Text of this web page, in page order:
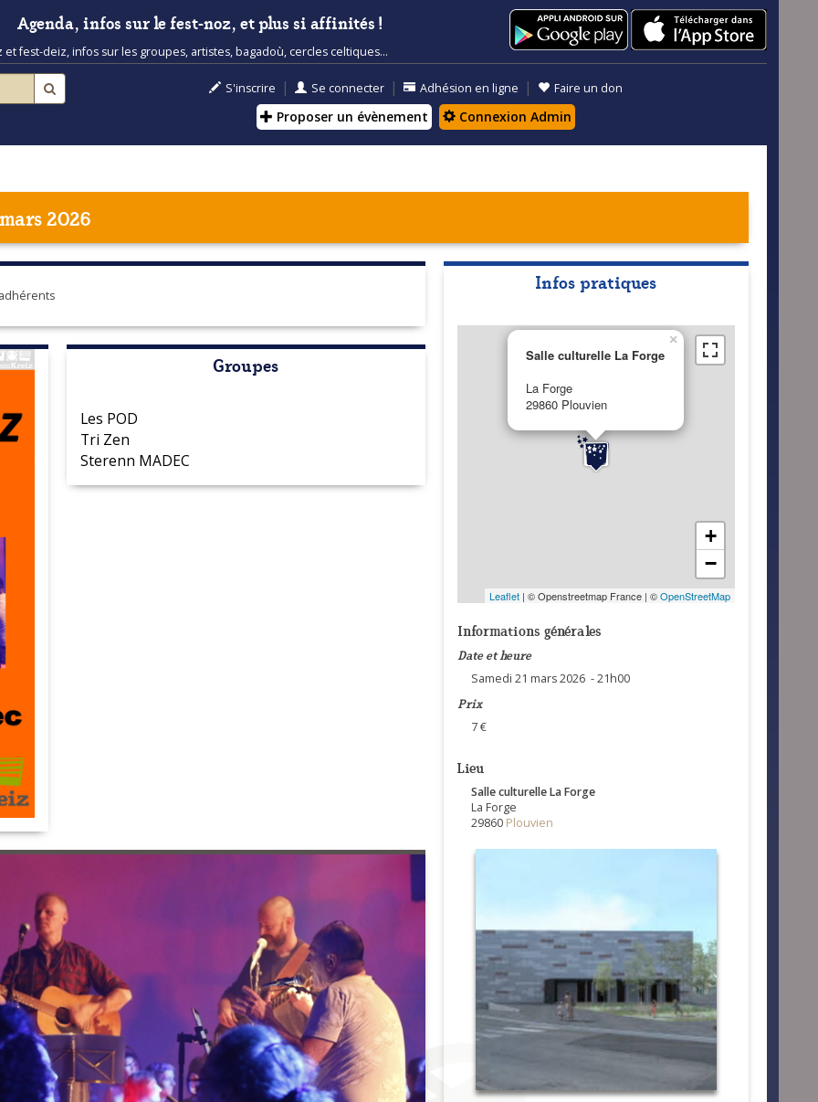
Agenda, infos sur le fest-noz, et plus si affinités !
fest-deiz, infos sur les groupes, artistes, bagadoù, cercles celtiques...
S'inscrire | Se connecter | Adhésion en ligne | Faire un don
Proposer un évènement Connexion Admin
2026
Groupes
Les POD
Tri Zen
Sterenn MADEC
Infos pratiques
Salle culturelle La Forge
La Forge
29860 Plouvien
×
+
−
Leaflet| © Openstreetmap France | ©OpenStreetMap
Informations générales
Date et heure
Samedi 21 mars 2026 - 21h00
Prix
7 €
Lieu
Salle culturelle La Forge
La Forge
29860 Plouvien